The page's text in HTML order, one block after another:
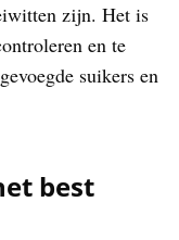
zijn. Het is
en te
suikers en
best